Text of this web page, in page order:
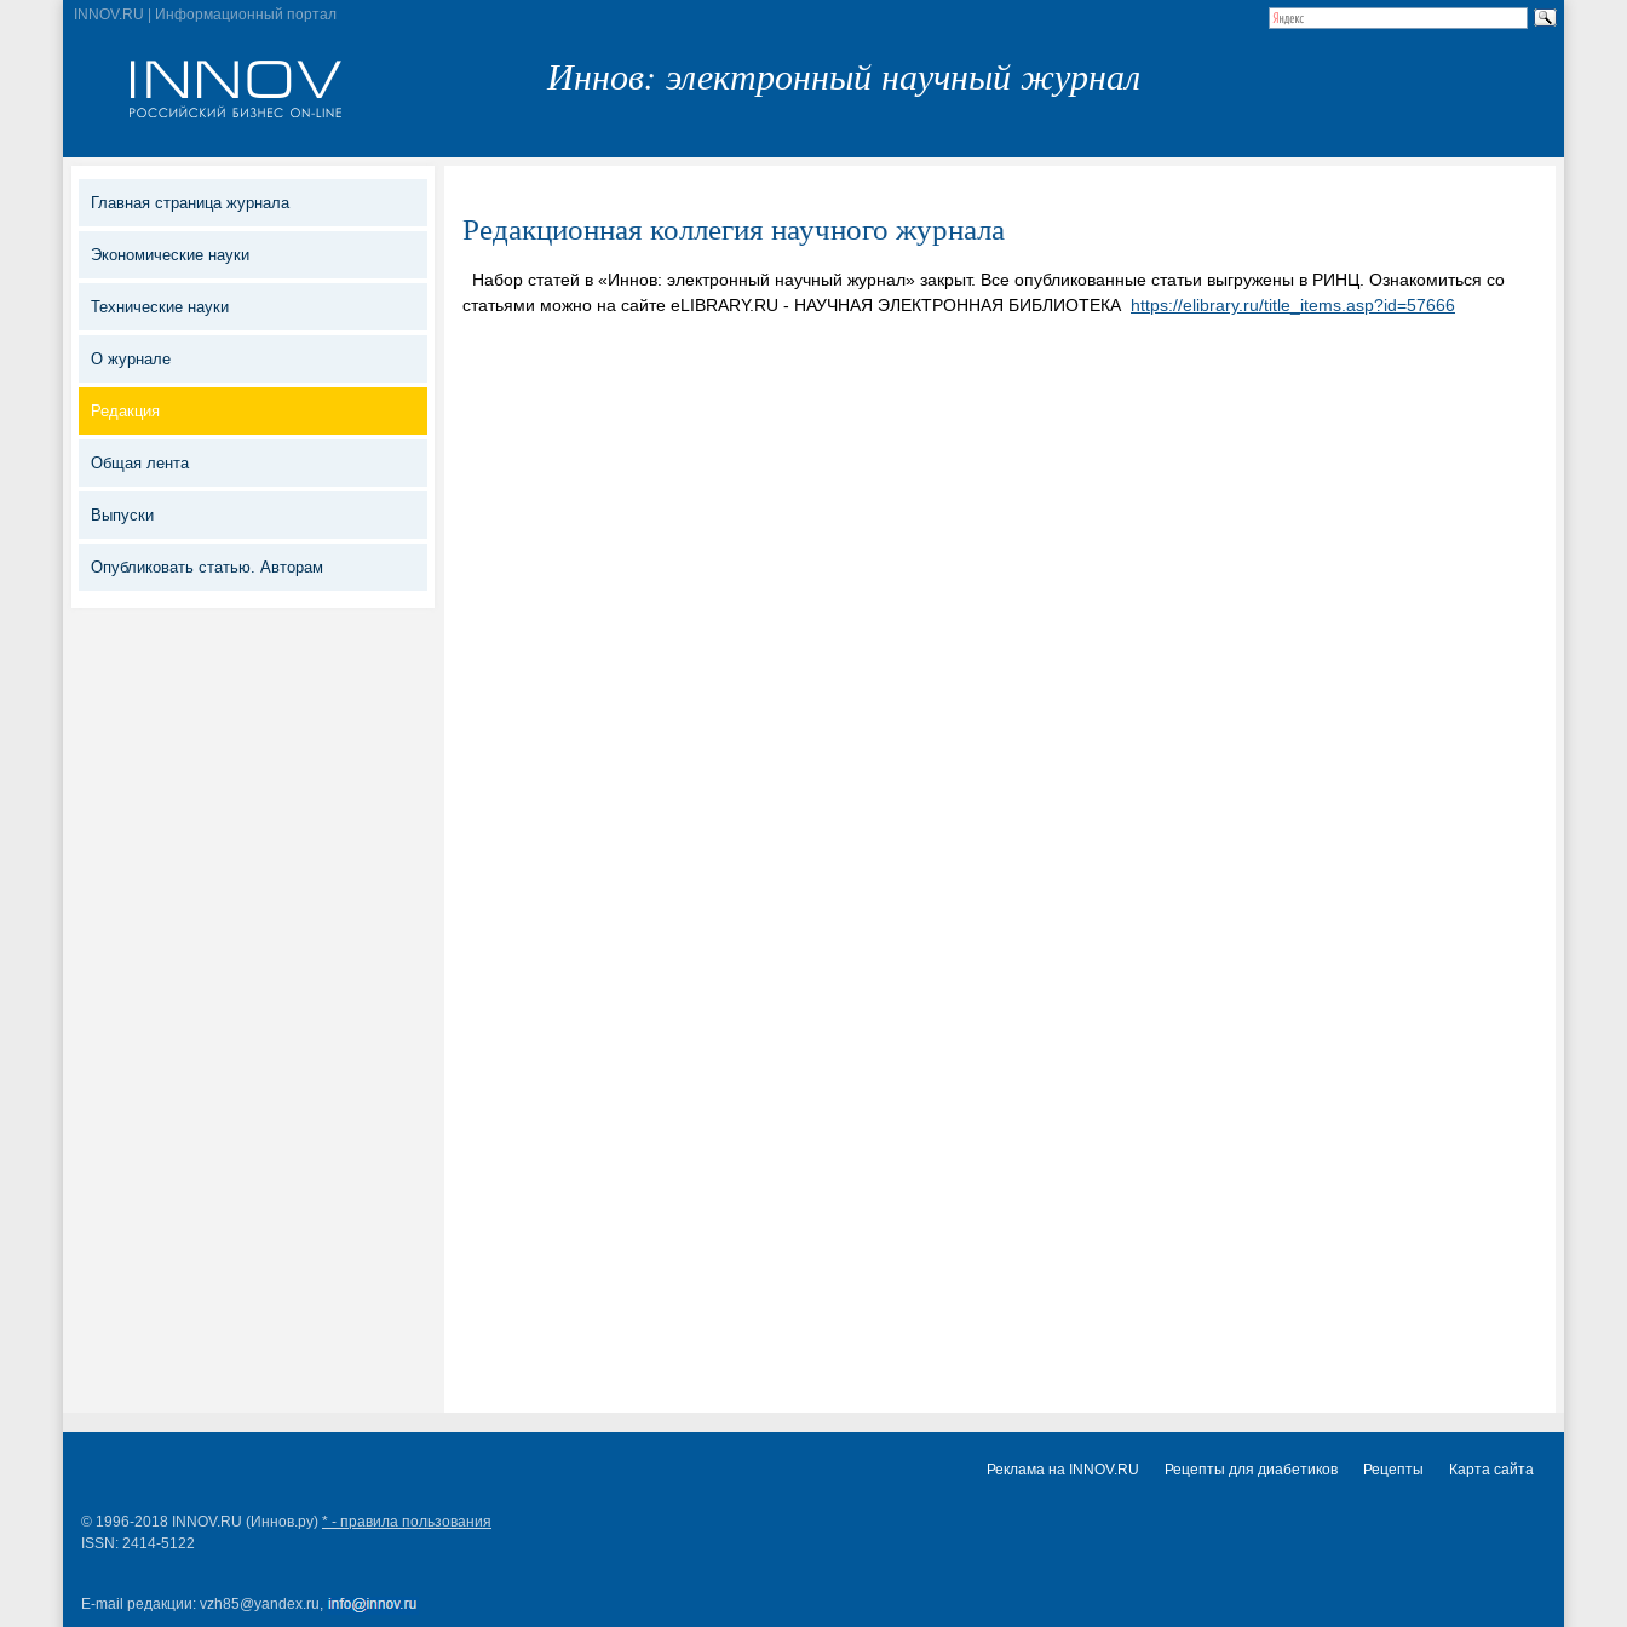
INNOV.RU | Информационный портал
Иннов: электронный научный журнал
Главная страница журнала
Экономические науки
Технические науки
О журнале
Редакция
Общая лента
Выпуски
Опубликовать статью. Авторам
Редакционная коллегия научного журнала
Набор статей в «Иннов: электронный научный журнал» закрыт. Все опубликованные статьи выгружены в РИНЦ. Ознакомиться со
статьями можно на сайте eLIBRARY.RU - НАУЧНАЯ ЭЛЕКТРОННАЯ БИБЛИОТЕКА https://elibrary.ru/title_items.asp?id=57666
Реклама на INNOV.RU Рецепты для диабетиков Рецепты Карта сайта
© 1996-2018 INNOV.RU (Иннов.ру) * - правила пользования
ISSN: 2414-5122
E-mail редакции: vzh85@yandex.ru,